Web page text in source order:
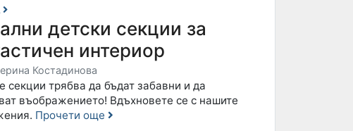
детски секции за
интериор
Костадинова
секции трябва да бъдат забавни и да
въображението! Вдъхновете се с нашите
Прочети още